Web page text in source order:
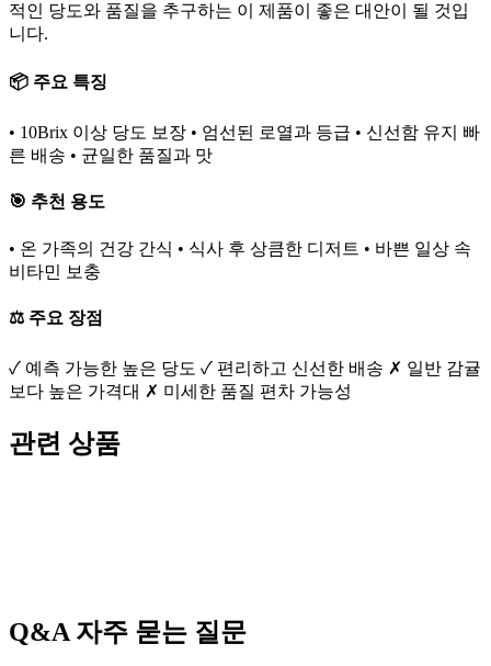
적인 당도와 품질을 추구하는 이 제품이 좋은 대안이 될 것입
니다.
📦 주요 특징
• 10Brix 이상 당도 보장 • 엄선된 로열과 등급 • 신선함 유지 빠
른 배송 • 균일한 품질과 맛
🎯 추천 용도
• 온 가족의 건강 간식 • 식사 후 상큼한 디저트 • 바쁜 일상 속
비타민 보충
⚖️ 주요 장점
✓ 예측 가능한 높은 당도 ✓ 편리하고 신선한 배송 ✗ 일반 감귤
보다 높은 가격대 ✗ 미세한 품질 편차 가능성
관련 상품
Q&A 자주 묻는 질문